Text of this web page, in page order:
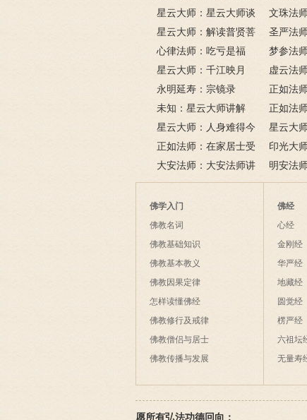
有月，夏有凉风冬有雪；
若无闲事挂心头，便是人
间好时节。
比《大
星云大师：星云大师谈
《心经》
文珠法
星云大师：解读普贤菩
萨十大愿王（附普贤行愿
品全文）
圣严法
鬼的终
心律法师：吃亏是福
梦参法
讲地藏
星云大师：千江映月
虚云法
门品》
永明延寿：宗镜录
正如法
悲咒功
未知：星云大师讲解
正如法
悲道场
星云大师：人身难得今
已得，佛法难闻今已闻；
此身不向今生度，更向何
生度此身？
星云大
树红，
若将花
间事一同
正如法师：在家居士受
五戒可以搭缦衣吗？
印光大
美好姻
法
大安法师：大安法师讲
解
明安法
后悔
佛学入门
佛教名词
佛教基础知识
佛教基本教义
佛教因果定律
怎样读懂佛经
佛教修行及戒律
佛教僧侣与居士
佛教传播与发展
佛经
心经
金刚经
华严经
地藏经
圆觉经
楞严经
六祖坛
无量寿
愿所有弘法功德回向：